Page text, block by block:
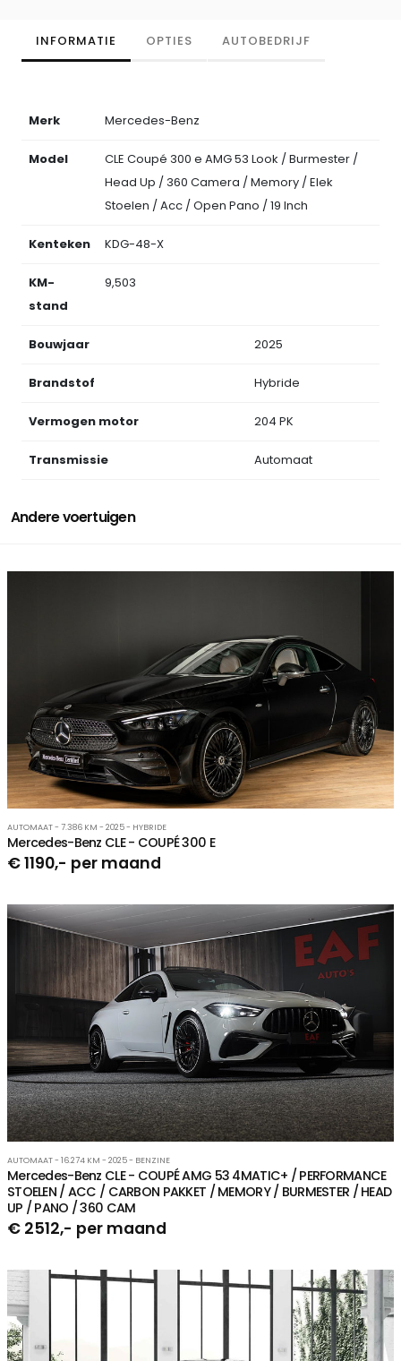
INFORMATIE OPTIES AUTOBEDRIJF
Merk Mercedes-Benz
Model
CLE Coupé 300 e AMG 53 Look / Burmester /
Head Up / 360 Camera / Memory / Elek
Stoelen / Acc / Open Pano / 19 Inch
Kenteken KDG-48-X
KM-
stand
9,503
Bouwjaar 2025
Brandstof Hybride
Vermogen motor 204 PK
Transmissie Automaat
Andere voertuigen
AUTOMAAT - 7.386 KM - 2025 - HYBRIDE
Mercedes-Benz CLE - COUPÉ 300 E
€ 1190,- per maand
AUTOMAAT - 16.274 KM - 2025 - BENZINE
Mercedes-Benz CLE - COUPÉ AMG 53 4MATIC+ / PERFORMANCE
STOELEN / ACC / CARBON PAKKET / MEMORY / BURMESTER / HEAD
UP / PANO / 360 CAM
€ 2512,- per maand